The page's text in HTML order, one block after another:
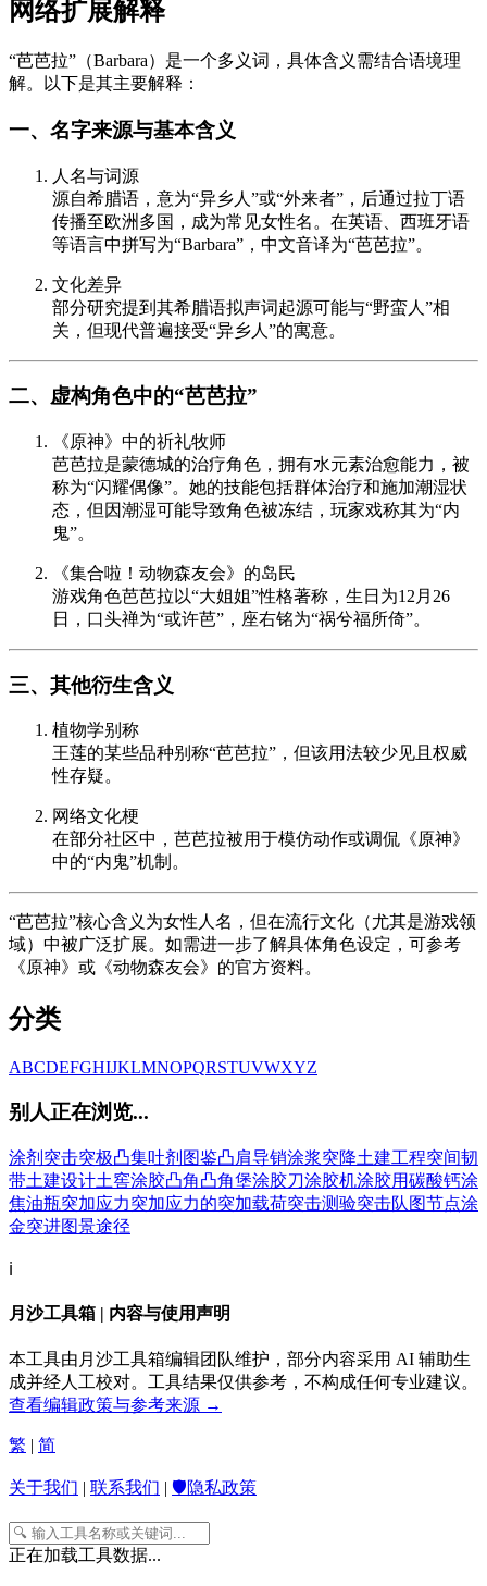
网络扩展解释
“芭芭拉”（Barbara）是一个多义词，具体含义需结合语境理
解。以下是其主要解释：
一、名字来源与基本含义
人名与词源
源自希腊语，意为“异乡人”或“外来者”，后通过拉丁语
传播至欧洲多国，成为常见女性名。在英语、西班牙语
等语言中拼写为“Barbara”，中文音译为“芭芭拉”。
文化差异
部分研究提到其希腊语拟声词起源可能与“野蛮人”相
关，但现代普遍接受“异乡人”的寓意。
二、虚构角色中的“芭芭拉”
《原神》中的祈礼牧师
芭芭拉是蒙德城的治疗角色，拥有水元素治愈能力，被
称为“闪耀偶像”。她的技能包括群体治疗和施加潮湿状
态，但因潮湿可能导致角色被冻结，玩家戏称其为“内
鬼”。
《集合啦！动物森友会》的岛民
游戏角色芭芭拉以“大姐姐”性格著称，生日为12月26
日，口头禅为“或许芭”，座右铭为“祸兮福所倚”。
三、其他衍生含义
植物学别称
王莲的某些品种别称“芭芭拉”，但该用法较少见且权威
性存疑。
网络文化梗
在部分社区中，芭芭拉被用于模仿动作或调侃《原神》
中的“内鬼”机制。
“芭芭拉”核心含义为女性人名，但在流行文化（尤其是游戏领
域）中被广泛扩展。如需进一步了解具体角色设定，可参考
《原神》或《动物森友会》的官方资料。
分类
ABCDEFGHIJKLMNOPQRSTUVWXYZ
别人正在浏览...
涂剂 突击突极凸集吐剂 图鉴凸肩导销涂浆突降土建工程突间韧
带土建设计土窖涂胶凸角凸角堡涂胶刀涂胶机涂胶用碳酸钙涂
焦油瓶突加应力突加应力的突加载荷突击测验突击队 图节点涂
金突进图景途径
ℹ️
月沙工具箱 | 内容与使用声明
本工具由月沙工具箱编辑团队维护，部分内容采用 AI 辅助生
成并经人工校对。工具结果仅供参考，不构成任何专业建议。
查看编辑政策与参考来源 →
繁 | 简
关于我们 | 联系我们 | 🛡️隐私政策
正在加载工具数据...